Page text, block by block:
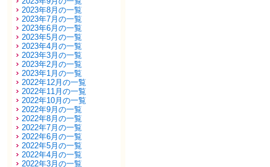
2023年8月の一覧
2023年7月の一覧
2023年6月の一覧
2023年5月の一覧
2023年4月の一覧
2023年3月の一覧
2023年2月の一覧
2023年1月の一覧
2022年12月の一覧
2022年11月の一覧
2022年10月の一覧
2022年9月の一覧
2022年8月の一覧
2022年7月の一覧
2022年6月の一覧
2022年5月の一覧
2022年4月の一覧
2022年3月の一覧